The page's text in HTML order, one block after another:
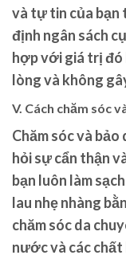
và tự tin của bạn
định ngân sách
hợp với giá trị đó
lòng và không
V. Cách chăm sóc
Chăm sóc và
hỏi sự cẩn thận
bạn luôn làm
lau nhẹ nhàng
chăm sóc da
nước và các chất